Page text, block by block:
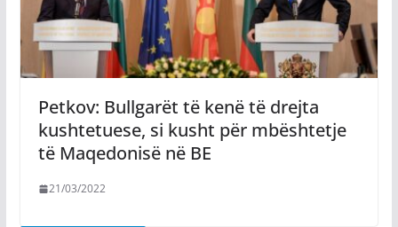
Petkov: Bullgarët të kenë të drejta
kushtetuese, si kusht për mbështetje
të Maqedonisë në BE
21/03/2022